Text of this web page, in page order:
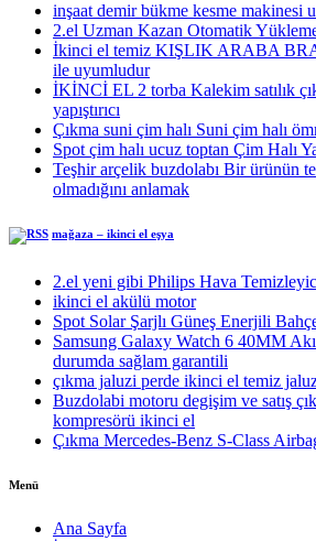
inşaat demir bükme kesme makinesi
2.el Uzman Kazan Otomatik
İkinci el temiz KIŞLIK ARABA
ile uyumludur
İKİNCİ EL 2 torba Kalekim satılık
yapıştırıcı
Çıkma suni çim halı Suni çim halı
Spot çim halı ucuz toptan Çim Halı
Teşhir arçelik buzdolabı Bir ürünün
olmadığını anlamak
mağaza – ikinci el eşya
2.el yeni gibi Philips Hava
ikinci el akülü motor
Spot Solar Şarjlı Güneş Enerjili
Samsung Galaxy Watch 6 40MM
durumda sağlam garantili
çıkma jaluzi perde ikinci el temiz
Buzdolabi motoru degişim ve satış
kompresörü ikinci el
Çıkma Mercedes-Benz S-Class
Menü
Ana Sayfa